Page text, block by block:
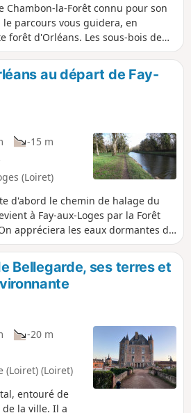
Chambon-la-Forêt connu pour son
parcours vous guidera, en
forêt d'Orléans. Les sous-bois de
abritent de grands animaux
de la forêt domaniale.
au départ de Fay-
-15 m
(Loiret)
d'abord le chemin de halage du
à Fay-aux-Loges par la Forêt
appréciera les eaux dormantes du
ses écluses, sa faune, puis les
enfin le clocher de pierre de
village. Attention on m'a signalé le
du circuit le long du canal est
une durée indéterminée (pas de
Bellegarde, ses terres et
-20 m
(Loiret) (Loiret)
entouré de
la ville. Il a